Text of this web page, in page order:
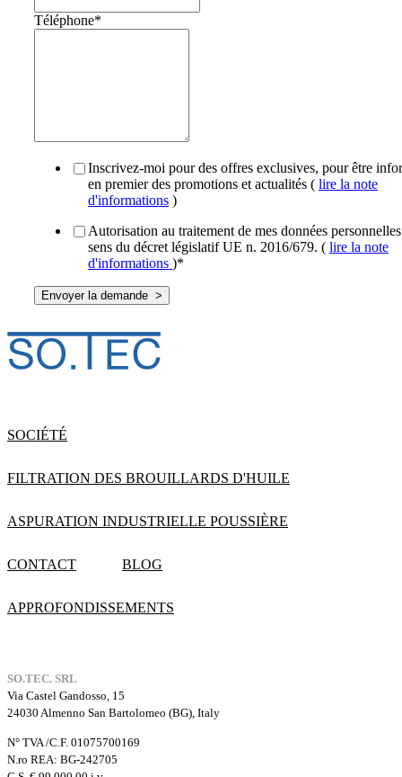
Téléphone*
Inscrivez-moi pour des offres exclusives, pour être
en premier des promotions et actualités ( lire la note
d'informations )
Autorisation au traitement de mes données
sens du décret législatif UE n. 2016/679. ( lire la note
d'informations )*
SOCIÉTÉ
FILTRATION DES BROUILLARDS D'HUILE
ASPURATION INDUSTRIELLE POUSSIÈRE
CONTACT BLOG
APPROFONDISSEMENTS
SO.TEC. SRL
Via Castel Gandosso, 15
24030 Almenno San Bartolomeo (BG), Italy
N° TVA /C.F. 01075700169
N.ro REA: BG-242705